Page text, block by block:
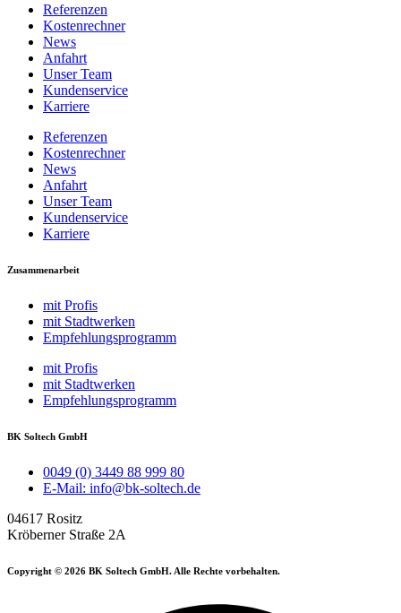
Referenzen
Kostenrechner
News
Anfahrt
Unser Team
Kundenservice
Karriere
Referenzen
Kostenrechner
News
Anfahrt
Unser Team
Kundenservice
Karriere
Zusammenarbeit
mit Profis
mit Stadtwerken
Empfehlungsprogramm
mit Profis
mit Stadtwerken
Empfehlungsprogramm
BK Soltech GmbH
0049 (0) 3449 88 999 80
E-Mail: info@bk-soltech.de
04617 Rositz
Kröberner Straße 2A
Copyright © 2026 BK Soltech GmbH. Alle Rechte vorbehalten.